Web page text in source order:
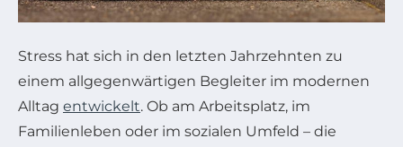
Stress hat sich in den letzten Jahrzehnten zu
einem allgegenwärtigen Begleiter im modernen
Alltag entwickelt. Ob am Arbeitsplatz, im
Familienleben oder im sozialen Umfeld – die